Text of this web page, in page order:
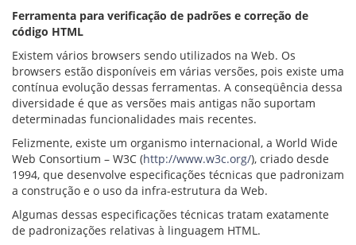
Ferramenta para verificação de padrões e correção de
código HTML
Existem vários browsers sendo utilizados na Web. Os
browsers estão disponíveis em várias versões, pois existe uma
contínua evolução dessas ferramentas. A conseqüência dessa
diversidade é que as versões mais antigas não suportam
determinadas funcionalidades mais recentes.
Felizmente, existe um organismo internacional, a World Wide
Web Consortium – W3C (http://www.w3c.org/), criado desde
1994, que desenvolve especificações técnicas que padronizam
a construção e o uso da infra-estrutura da Web.
Algumas dessas especificações técnicas tratam exatamente
de padronizações relativas à linguagem HTML.